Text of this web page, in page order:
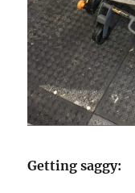
Getting saggy: